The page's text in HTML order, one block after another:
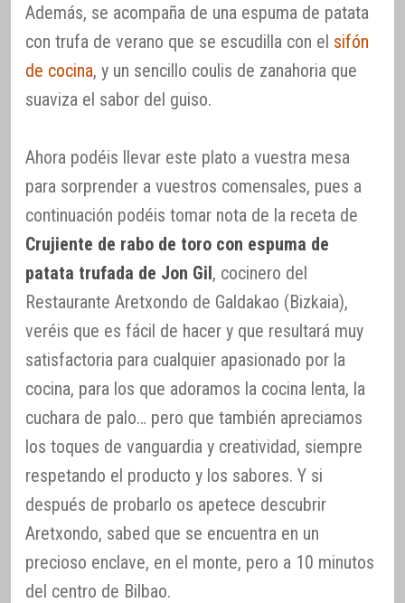
Además, se acompaña de una espuma de patata
con trufa de verano que se escudilla con el sifón
de cocina, y un sencillo coulis de zanahoria que
suaviza el sabor del guiso.
Ahora podéis llevar este plato a vuestra mesa
para sorprender a vuestros comensales, pues a
continuación podéis tomar nota de la receta de
Crujiente de rabo de toro con espuma de
patata trufada de Jon Gil, cocinero del
Restaurante Aretxondo de Galdakao (Bizkaia),
veréis que es fácil de hacer y que resultará muy
satisfactoria para cualquier apasionado por la
cocina, para los que adoramos la cocina lenta, la
cuchara de palo… pero que también apreciamos
los toques de vanguardia y creatividad, siempre
respetando el producto y los sabores. Y si
después de probarlo os apetece descubrir
Aretxondo, sabed que se encuentra en un
precioso enclave, en el monte, pero a 10 minutos
del centro de Bilbao.